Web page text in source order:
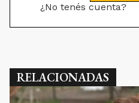
¿No tenés cuenta?
RELACIONADAS